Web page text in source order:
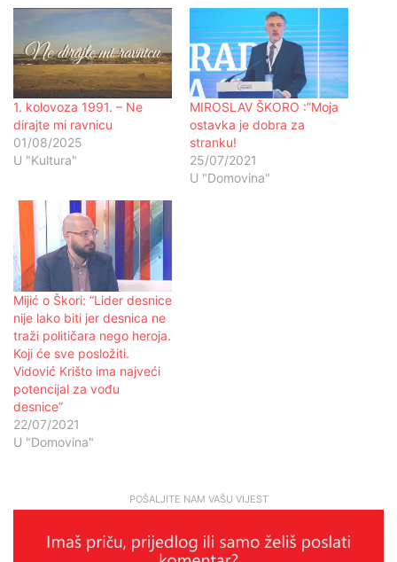
1. kolovoza 1991. – Ne
dirajte mi ravnicu
01/08/2025
U "Kultura"
MIROSLAV ŠKORO :”Moja
ostavka je dobra za
stranku!
25/07/2021
U "Domovina"
Mijić o Škori: “Lider desnice
nije lako biti jer desnica ne
traži političara nego heroja.
Koji će sve posložiti.
Vidović Krišto ima najveći
potencijal za vođu
desnice”
22/07/2021
U "Domovina"
POŠALJITE NAM VAŠU VIJEST